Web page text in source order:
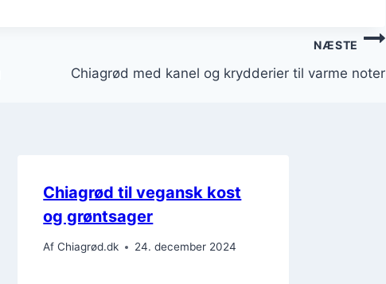
NÆSTE
Chiagrød med kanel og krydderier til varme noter
Chiagrød til vegansk kost
og grøntsager
Af Chiagrød.dk 24. december 2024